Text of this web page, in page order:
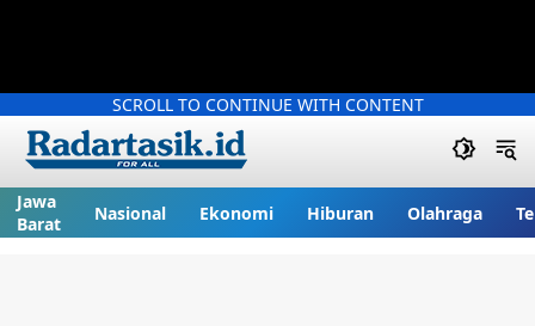
SCROLL TO CONTINUE WITH CONTENT
Jawa
Barat
Nasional Ekonomi Hiburan Olahraga